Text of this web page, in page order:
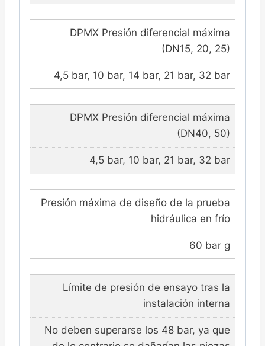
DPMX Presión diferencial máxima
(DN15, 20, 25)
4,5 bar, 10 bar, 14 bar, 21 bar, 32 bar
DPMX Presión diferencial máxima
(DN40, 50)
4,5 bar, 10 bar, 21 bar, 32 bar
Presión máxima de diseño de la prueba
hidráulica en frío
60 bar g
Límite de presión de ensayo tras la
instalación interna
No deben superarse los 48 bar, ya que